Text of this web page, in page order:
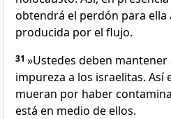
obtendrá el perdón para ella
producida por el flujo.
31 »Ustedes deben
impureza a los israelitas. Así
mueran por haber
está en medio de ellos.